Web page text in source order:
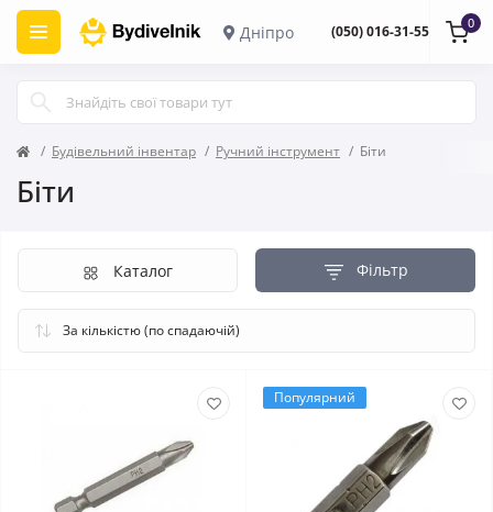
Дніпро (050) 016-31-55 0
Будівельний інвентар Ручний інструмент Біти
Біти
Фільтр
Каталог
Популярний